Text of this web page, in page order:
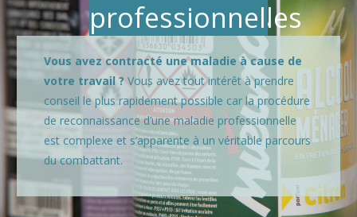
professionnelles
Vous avez contracté une maladie à cause de
votre travail ?Vous avez tout intérêt à prendre
conseil le plus rapidement possible car la procédure
de reconnaissance d’une maladie professionnelle
est complexe et s’apparente à un véritable parcours
du combattant.